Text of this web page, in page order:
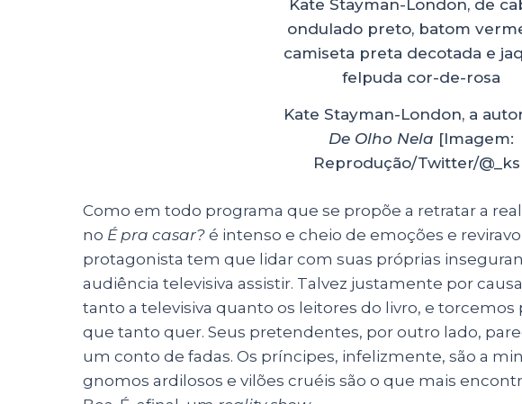
Kate Stayman-London, a
De Olho Nela [Imagem:
Reprodução/Twitter/
Como em todo programa que se propõe a retratar a
no É pra casar? é intenso e cheio de emoções e
protagonista tem que lidar com suas próprias
audiência televisiva assistir. Talvez justamente por
tanto a televisiva quanto os leitores do livro, e
que tanto quer. Seus pretendentes, por outro lado,
um conto de fadas. Os príncipes, infelizmente, são a
gnomos ardilosos e vilões cruéis são o que mais